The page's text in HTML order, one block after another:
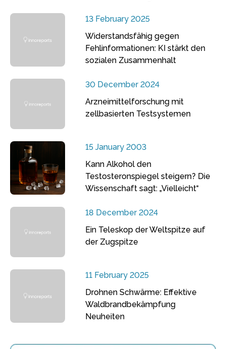
13 February 2025
Widerstandsfähig gegen
Fehlinformationen: KI stärkt den
sozialen Zusammenhalt
30 December 2024
Arzneimittelforschung mit
zellbasierten Testsystemen
15 January 2003
Kann Alkohol den
Testosteronspiegel steigern? Die
Wissenschaft sagt: „Vielleicht“
18 December 2024
Ein Teleskop der Weltspitze auf
der Zugspitze
11 February 2025
Drohnen Schwärme: Effektive
Waldbrandbekämpfung
Neuheiten